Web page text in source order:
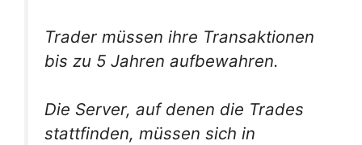
Trader müssen ihre Transaktionen
bis zu 5 Jahren aufbewahren.
Die Server, auf denen die Trades
stattfinden, müssen sich in